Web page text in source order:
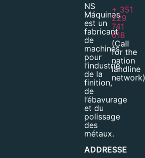
NS
Máquinas
est un
fabricant
de
machines
pour
l’industrie
de la
finition,
de
l’ébavurage
et du
polissage
des
métaux.
ADDRESSE
+ 351
229
741
618
(Call
for the
nation
landline
network)